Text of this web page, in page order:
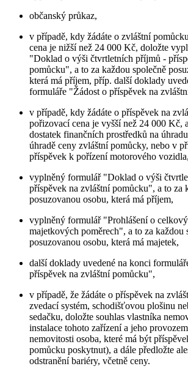
občanský průkaz,
v případě, kdy žádáte o zvláštní
cena je nižší než 24 000 Kč, doložte
"Doklad o výši čtvrtletních příjmů -
pomůcku", a to za každou společně
která má příjem, příp. další doklady
formuláře "Žádost o příspěvek na
v případě, kdy žádáte o příspěvek na
pořizovací cena je vyšší než 24 000 Kč,
dostatek finančních prostředků na
úhradě ceny zvláštní pomůcky, nebo v
příspěvek k pořízení motorového
vyplněný formulář "Doklad o výši
příspěvek na zvláštní pomůcku", a to za
posuzovanou osobu, která má příjem,
vyplněný formulář "Prohlášení o
majetkových poměrech", a to za každou
posuzovanou osobu, která má majetek,
další doklady uvedené na konci
příspěvek na zvláštní pomůcku",
v případě, že žádáte o příspěvek na
zvedací systém, schodišťovou plošinu
sedačku, doložte souhlas vlastníka
instalace tohoto zařízení a jeho
nemovitosti osoba, které má být
pomůcku poskytnut), a dále předložte
odstranění bariéry, včetně ceny.